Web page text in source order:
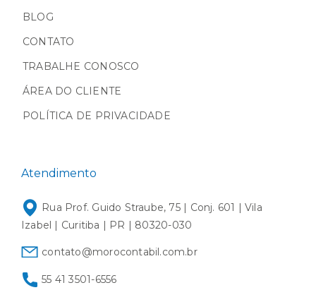
BLOG
CONTATO
TRABALHE CONOSCO
ÁREA DO CLIENTE
POLÍTICA DE PRIVACIDADE
Atendimento
Rua Prof. Guido Straube, 75 | Conj. 601 | Vila
Izabel | Curitiba | PR | 80320-030
contato@morocontabil.com.br
55 41 3501-6556